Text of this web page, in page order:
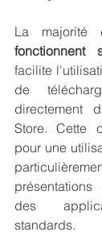
La majorité
fonctionnent
facilite
de
directement
Store. Cette
pour une
des
standards.